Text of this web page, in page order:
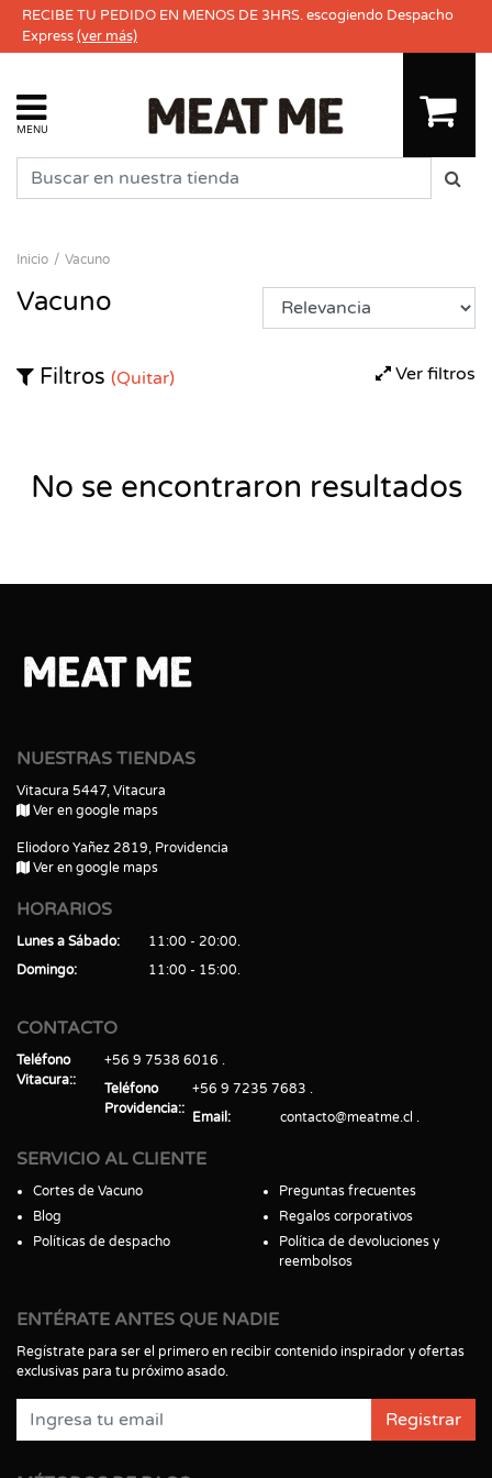
RECIBE TU PEDIDO EN MENOS DE 3HRS. escogiendo Despacho
Express(ver más)
MENU
Inicio Vacuno
Vacuno
Ver filtros
Filtros (Quitar)
No se encontraron resultados
NUESTRAS TIENDAS
Vitacura 5447, Vitacura
Ver en google maps
Eliodoro Yañez 2819, Providencia
Ver en google maps
HORARIOS
Lunes a Sábado
11:00 - 20:00
Domingo
11:00 - 15:00
CONTACTO
Teléfono
Vitacura:
+56 9 7538 6016
Teléfono
Providencia:
+56 9 7235 7683
Email
contacto@meatme.cl
SERVICIO AL CLIENTE
Cortes de Vacuno
Blog
Políticas de despacho
Preguntas frecuentes
Regalos corporativos
Política de devoluciones y
reembolsos
ENTÉRATE ANTES QUE NADIE
Regístrate para ser el primero en recibir contenido inspirador y ofertas
exclusivas para tu próximo asado.
Registrar